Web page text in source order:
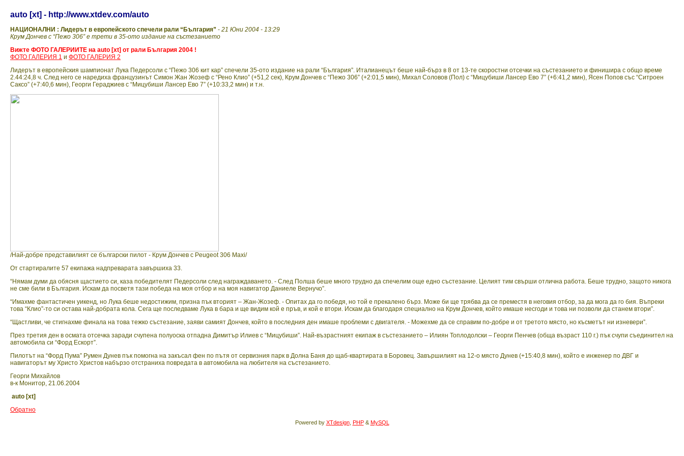
auto [xt] - http://www.xtdev.com/auto
НАЦИОНАЛНИ : Лидерът в европейското спечели рали “България” - 21 Юни 2004 - 13:29
Крум Дончев с “Пежо 306” е трети в 35-ото издание на състезанието
Вижте ФОТО ГАЛЕРИИТЕ на auto [xt] от рали България 2004 !
ФОТО ГАЛЕРИЯ 1 и ФОТО ГАЛЕРИЯ 2
Лидерът в европейския шампионат Лука Педерсоли с “Пежо 306 кит кар” спечели 35-ото издание на рали “България”. Италианецът беше най-бърз в 8 от 13-те скоростни отсечки на състезанието и финишира с общо време
2.44:24,8 ч. След него се наредиха французинът Симон Жан Жозеф с “Рено Клио” (+51,2 сек), Крум Дончев с “Пежо 306” (+2:01,5 мин), Михал Соловов (Пол) с “Мицубиши Лансер Ево 7” (+6:41,2 мин), Ясен Попов със “Ситроен
Саксо” (+7:40,6 мин), Георги Гераджиев с “Мицубиши Лансер Ево 7” (+10:33,2 мин) и т.н.
/Най-добре представилият се български пилот - Крум Дончев с Peugeot 306 Maxi/
От стартиралите 57 екипажа надпреварата завършиха 33.
“Нямам думи да обясня щастието си, каза победителят Педерсоли след награждаването. - След Полша беше много трудно да спечелим още едно състезание. Целият тим свърши отлична работа. Беше трудно, защото никога
не сме били в България. Искам да посветя тази победа на моя отбор и на моя навигатор Даниеле Вернучо”.
“Имахме фантастичен уикенд, но Лука беше недостижим, призна пък вторият – Жан-Жозеф. - Опитах да го победя, но той е прекалено бърз. Може би ще трябва да се преместя в неговия отбор, за да мога да го бия. Въпреки
това “Клио”-то си остава най-добрата кола. Сега ще последваме Лука в бара и ще видим кой е пръв, и кой е втори. Искам да благодаря специално на Крум Дончев, който имаше несгоди и това ни позволи да станем втори”.
“Щастливи, че стигнахме финала на това тежко състезание, заяви самият Дончев, който в последния ден имаше проблеми с двигателя. - Можехме да се справим по-добре и от третото място, но късметът ни изневери”.
През третия ден в осмата отсечка заради счупена полуоска отпадна Димитър Илиев с “Мицубиши”. Най-възрастният екипаж в състезанието – Илиян Топлодолски – Георги Пенчев (обща възраст 110 г.) пък счупи съединител на
автомобила си “Форд Ескорт”.
Пилотът на “Форд Пума” Румен Дунев пък помогна на закъсал фен по пътя от сервизния парк в Долна Баня до щаб-квартирата в Боровец. Завършилият на 12-о място Дунев (+15:40,8 мин), който е инженер по ДВГ и
навигаторът му Христо Христов набързо отстраниха повредата в автомобила на любителя на състезанието.
Георги Михайлов
в-к Монитор, 21.06.2004
auto [xt]
Обратно
Powered by XTdesign, PHP& MySQL